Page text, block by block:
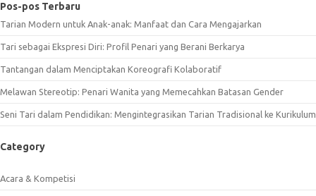
Pos-pos Terbaru
Tarian Modern untuk Anak-anak: Manfaat dan Cara Mengajarkan
Tari sebagai Ekspresi Diri: Profil Penari yang Berani Berkarya
Tantangan dalam Menciptakan Koreografi Kolaboratif
Melawan Stereotip: Penari Wanita yang Memecahkan Batasan Gender
Seni Tari dalam Pendidikan: Mengintegrasikan Tarian Tradisional ke Kurikulum
Category
Acara & Kompetisi